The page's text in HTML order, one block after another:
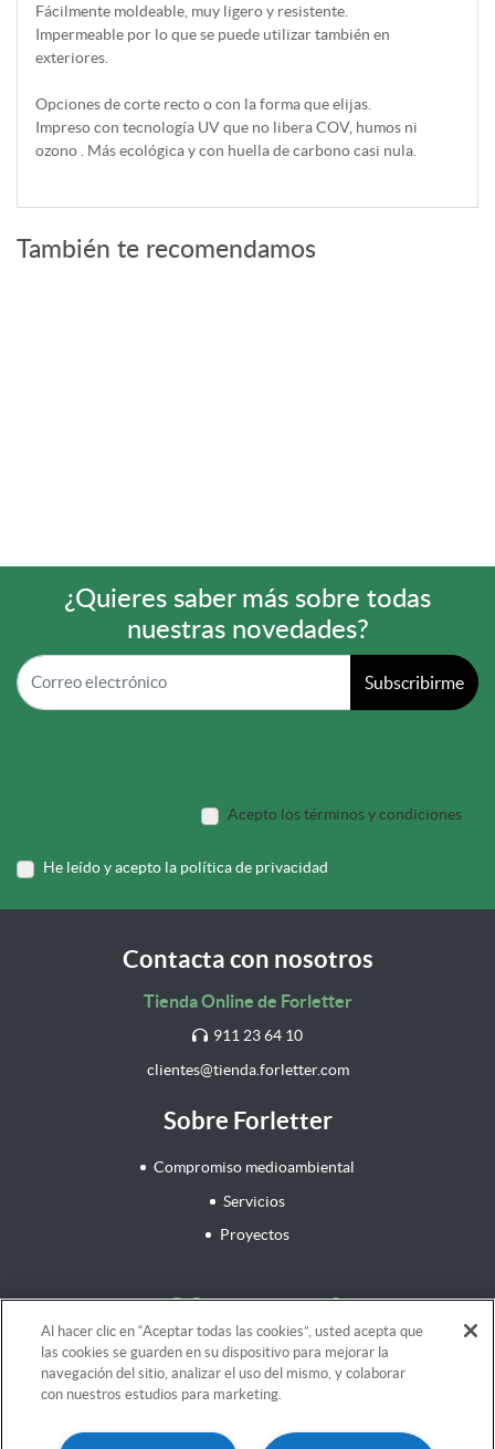
Fácilmente moldeable, muy ligero y resistente.
Impermeable por lo que se puede utilizar también en
exteriores.
Opciones de corte recto o con la forma que elijas.
Impreso con tecnología UV que no libera COV, humos ni
ozono . Más ecológica y con huella de carbono casi nula.
También te recomendamos
¿Quieres saber más sobre todas
nuestras novedades?
Subscribirme
Acepto los términos y condiciones
He leído y acepto la política de privacidad
Contacta con nosotros
Tienda Online de Forletter
911 23 64 10
clientes@tienda.forletter.com
Sobre Forletter
Compromiso medioambiental
Servicios
Proyectos
¡Síguenos!
Aviso legal
Al hacer clic en “Aceptar todas las cookies”, usted acepta que
las cookies se guarden en su dispositivo para mejorar la
navegación del sitio, analizar el uso del mismo, y colaborar
con nuestros estudios para marketing.